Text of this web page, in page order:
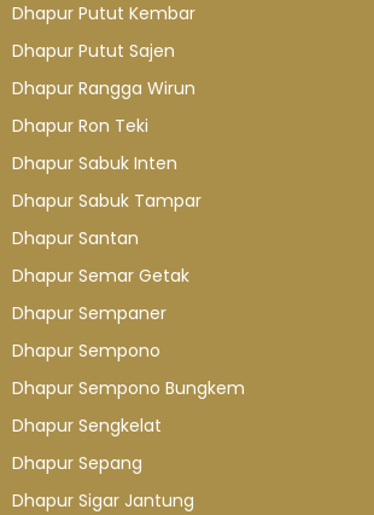
Dhapur Putut Kembar
Dhapur Putut Sajen
Dhapur Rangga Wirun
Dhapur Ron Teki
Dhapur Sabuk Inten
Dhapur Sabuk Tampar
Dhapur Santan
Dhapur Semar Getak
Dhapur Sempaner
Dhapur Sempono
Dhapur Sempono Bungkem
Dhapur Sengkelat
Dhapur Sepang
Dhapur Sigar Jantung